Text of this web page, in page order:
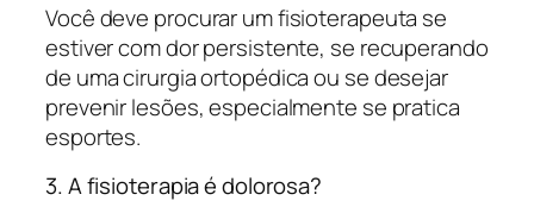
Você deve procurar um fisioterapeuta se
estiver com dor persistente, se recuperando
de uma cirurgia ortopédica ou se desejar
prevenir lesões, especialmente se pratica
esportes.
3. A fisioterapia é dolorosa?